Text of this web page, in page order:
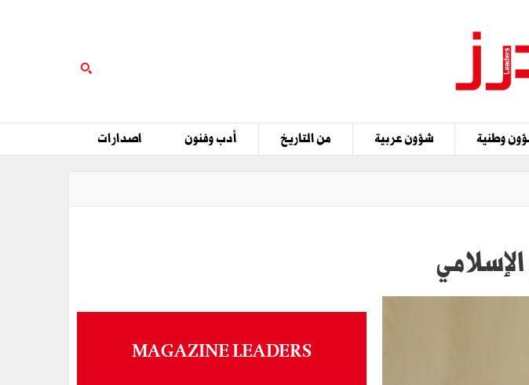
وطنية شؤون عربية من التاريخ أدب وفنون اصدارات
MAGAZINE LEADERS